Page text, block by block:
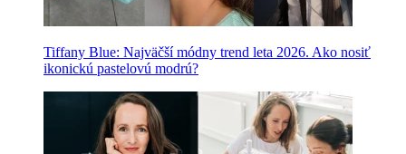
Tiffany Blue: Najväčší módny trend leta 2026. Ako nosiť
ikonickú pastelovú modrú?